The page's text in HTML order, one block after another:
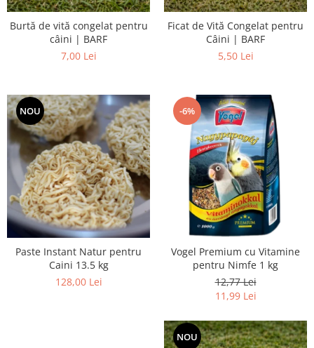
Burtă de vită congelat pentru
câini | BARF
7,00 Lei
Ficat de Vită Congelat pentru
Câini | BARF
5,50 Lei
NOU
Paste Instant Natur pentru
Caini 13.5 kg
128,00 Lei
-6%
Vogel Premium cu Vitamine
pentru Nimfe 1 kg
12,77 Lei
11,99 Lei
NOU